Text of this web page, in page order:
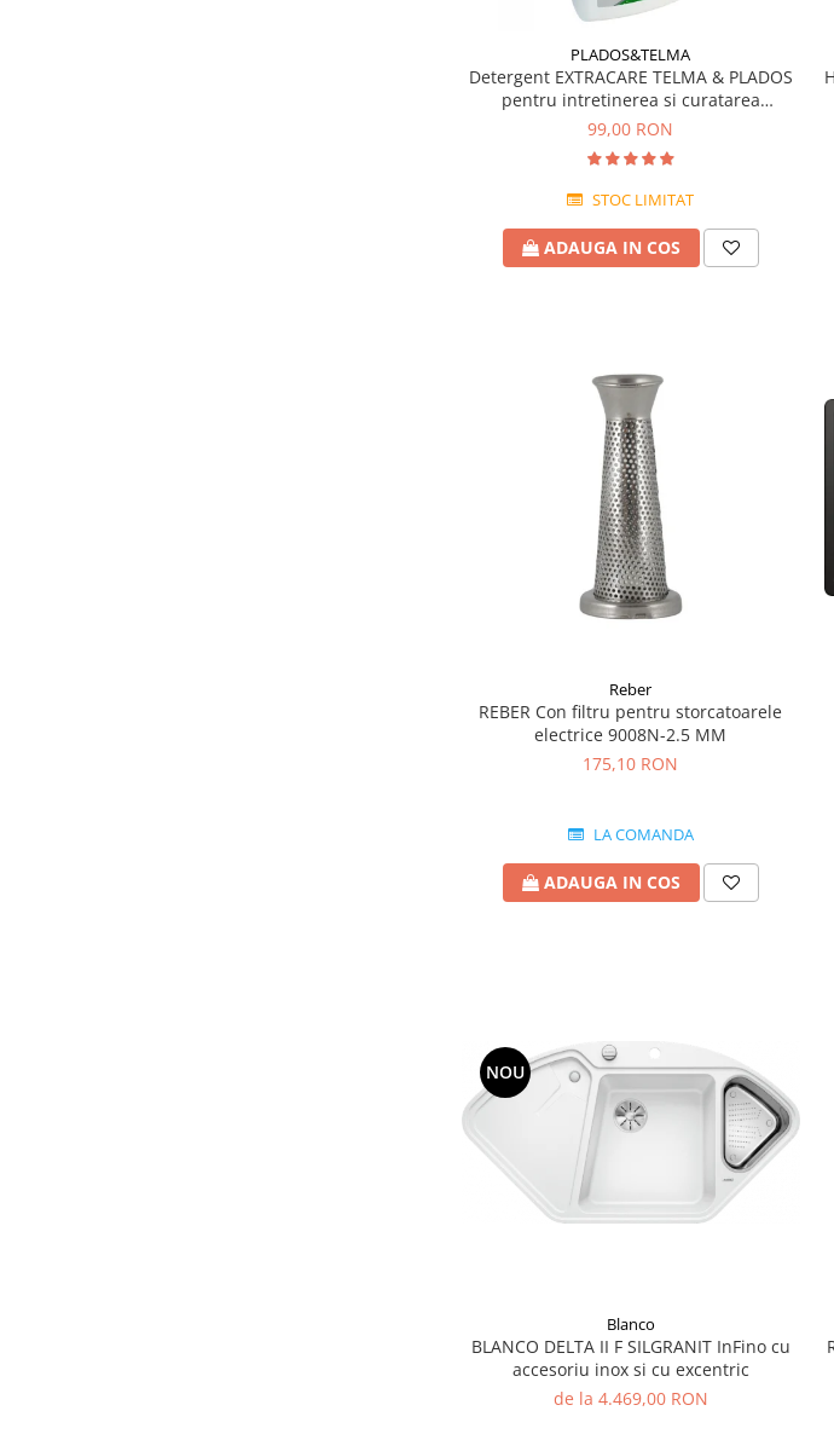
PLADOS&TELMA
Detergent EXTRACARE TELMA & PLADOS
pentru intretinerea si curatarea
chiuvetelor din Granit
99,00 RON
STOC LIMITAT
ADAUGA IN COS
Reber
REBER Con filtru pentru storcatoarele
electrice 9008N-2.5 MM
175,10 RON
LA COMANDA
ADAUGA IN COS
NOU
Blanco
BLANCO DELTA II F SILGRANIT InFino cu
accesoriu inox si cu excentric
de la 4.469,00 RON